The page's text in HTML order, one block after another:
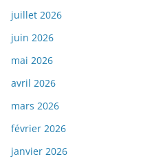
juillet 2026
juin 2026
mai 2026
avril 2026
mars 2026
février 2026
janvier 2026